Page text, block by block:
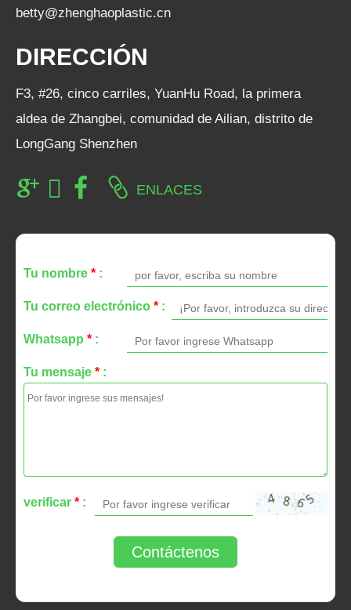
betty@zhenghaoplastic.cn
DIRECCIÓN
F3, #26, cinco carriles, YuanHu Road, la primera
aldea de Zhangbei, comunidad de Ailian, distrito de
LongGang Shenzhen
ENLACES
Tu nombre * :
Tu correo electrónico * :
Whatsapp * :
Tu mensaje * :
verificar * :
Contáctenos